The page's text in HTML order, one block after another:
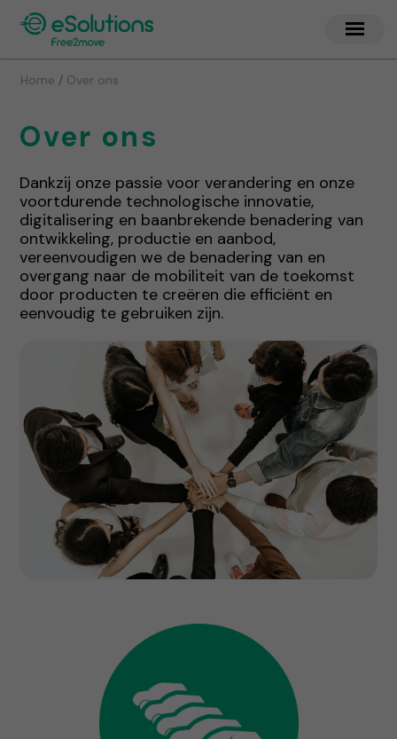
Home / Over ons
Over ons
Dankzij onze passie voor verandering en onze
voortdurende technologische innovatie,
digitalisering en baanbrekende benadering van
ontwikkeling, productie en aanbod,
vereenvoudigen we de benadering van en
overgang naar de mobiliteit van de toekomst
door producten te creëren die efficiënt en
eenvoudig te gebruiken zijn.